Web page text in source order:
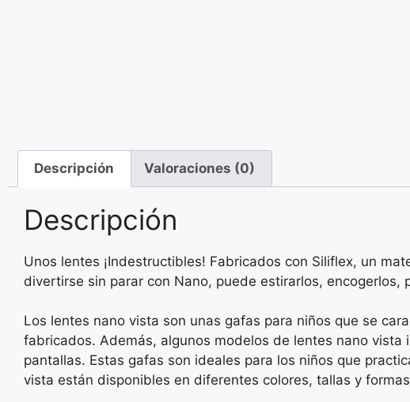
Descripción Valoraciones (0)
Descripción
Unos lentes ¡Indestructibles! Fabricados con Siliflex, un
divertirse sin parar con Nano, puede estirarlos, encogerlos,
Los lentes nano vista son unas gafas para niños que se
fabricados. Además, algunos modelos de lentes nano
pantallas. Estas gafas son ideales para los niños que
vista están disponibles en diferentes colores, tallas y